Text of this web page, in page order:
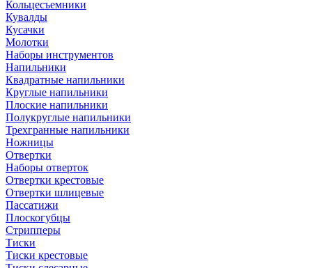
Кольцесъемники
Кувалды
Кусачки
Молотки
Наборы инструментов
Напильники
Квадратные напильники
Круглые напильники
Плоские напильники
Полукруглые напильники
Трехгранные напильники
Ножницы
Отвертки
Наборы отверток
Отвертки крестовые
Отвертки шлицевые
Пассатижи
Плоскогубцы
Стрипперы
Тиски
Тиски крестовые